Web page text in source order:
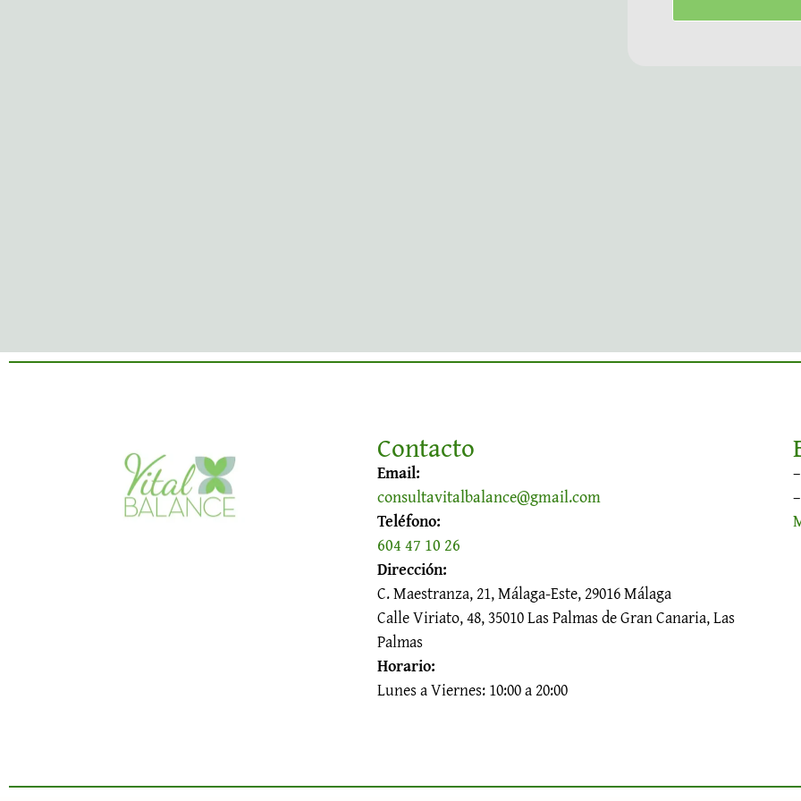
Contacto
Email:
consultavitalbalance@gmail.com
Teléfono:
604 47 10 26
Dirección:
C. Maestranza, 21, Málaga-Este, 29016 Málaga
Calle Viriato, 48, 35010 Las Palmas de Gran Canaria, Las
Palmas
Horario:
Lunes a Viernes: 10:00 a 20:00